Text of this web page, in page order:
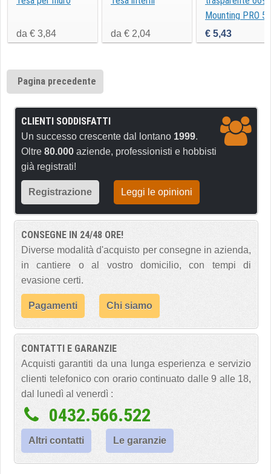
da € 3,84 da € 2,04
Mounting PRO
x19mm
€ 5,43
Pagina precedente
CLIENTI SODDISFATTI
Un successo crescente dal lontano 1999.
Oltre 80.000 aziende, professionisti e hobbisti
già registrati!
Registrazione Leggi le opinioni
CONSEGNE IN 24/48 ORE!
Diverse modalità d'acquisto per consegne in azienda,
in cantiere o al vostro domicilio, con tempi di
evasione certi.
Pagamenti Chi siamo
CONTATTI E GARANZIE
Acquisti garantiti da una lunga esperienza e servizio
clienti telefonico con orario continuato dalle 9 alle 18,
dal lunedì al venerdì :
0432.566.522
Altri contatti Le garanzie